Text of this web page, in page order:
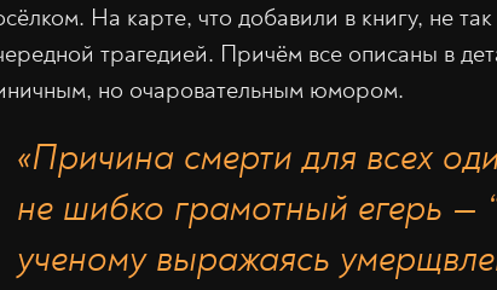
На карте, что добавили в книгу, не
трагедией. Причём все описаны в
но очаровательным юмором.
«Причина смерти для всех
не шибко грамотный егерь —
ученому выражаясь